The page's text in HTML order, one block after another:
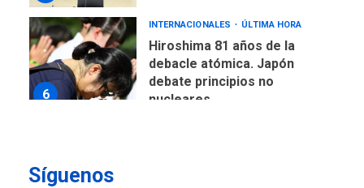
6
INTERNACIONALES ÚLTIMA HORA
Hiroshima 81 años de la
debacle atómica. Japón
debate principios no
nucleares
Síguenos